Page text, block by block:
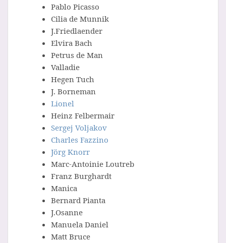
Pablo Picasso
Cilia de Munnik
J.Friedlaender
Elvira Bach
Petrus de Man
Valladie
Hegen Tuch
J. Borneman
Lionel
Heinz Felbermair
Sergej Voljakov
Charles Fazzino
Jörg Knorr
Marc-Antoinie Loutreb
Franz Burghardt
Manica
Bernard Pianta
J.Osanne
Manuela Daniel
Matt Bruce